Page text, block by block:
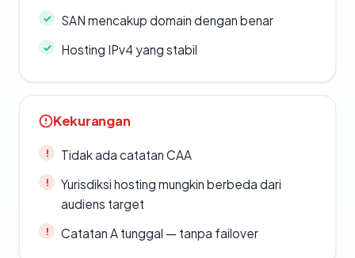
SAN mencakup domain dengan benar
Hosting IPv4 yang stabil
Kekurangan
Tidak ada catatan CAA
Yurisdiksi hosting mungkin berbeda dari
audiens target
Catatan A tunggal — tanpa failover